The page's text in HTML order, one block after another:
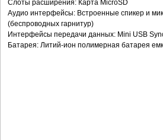
Слоты расширения: Карта MicroSD
Аудио интерфейсы: Встроенные спикер и
(беспроводных гарнитур)
Интерфейсы передачи данных: Mini USB
Батарея: Литий-ион полимерная батарея